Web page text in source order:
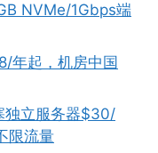
NVMe/1Gbps端
年起，机房中国
独立服务器$30/
限流量